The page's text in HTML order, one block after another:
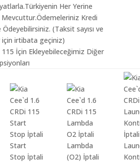
Her Yerine
Mevcuttur.Ödemeleriniz Kredi
(Taksit sayısı ve
için irtibata geçiniz)
115 İçin Ekleyebileceğimiz Diğer
Start
Stop İptali
Lambda
(O2) İptali